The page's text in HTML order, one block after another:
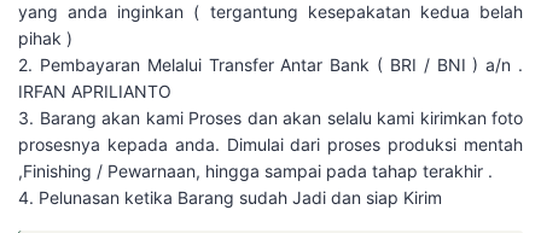
yang anda inginkan ( tergantung kesepakatan kedua belah
pihak )
2. Pembayaran Melalui Transfer Antar Bank ( BRI / BNI ) a/n .
IRFAN APRILIANTO
3. Barang akan kami Proses dan akan selalu kami kirimkan foto
prosesnya kepada anda. Dimulai dari proses produksi mentah
,Finishing / Pewarnaan, hingga sampai pada tahap terakhir .
4. Pelunasan ketika Barang sudah Jadi dan siap Kirim